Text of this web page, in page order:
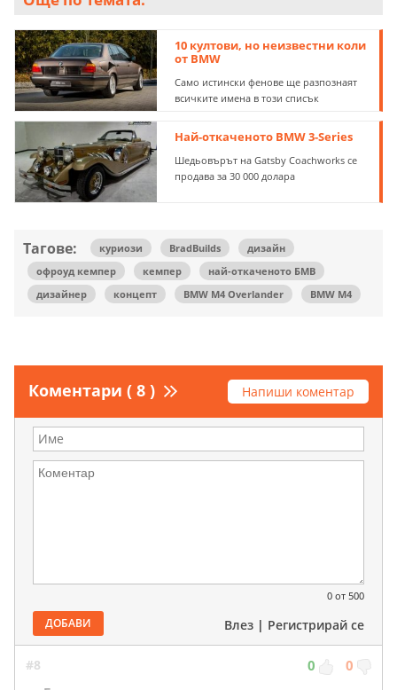
10 култови, но неизвестни коли
от BMW
Само истински фенове ще разпознаят
всичките имена в този списък
Най-откаченото BMW 3-Series
Шедьовърът на Gatsby Coachworks се
продава за 30 000 долара
Тагове: куриози BradBuilds
дизайн
офроуд кемпер
кемпер
най-откаченото БМВ
дизайнер
концепт BMW M4 Overlander BMW M4
Коментари ( 8 ) Напиши коментар
0 от 500
ДОБАВИ Влез | Регистрирай се
#8 0 0